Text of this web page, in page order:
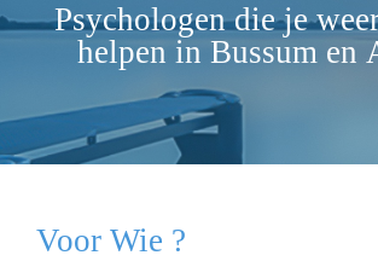
Psychologen die je
helpen in Bussum en
Voor Wie ?